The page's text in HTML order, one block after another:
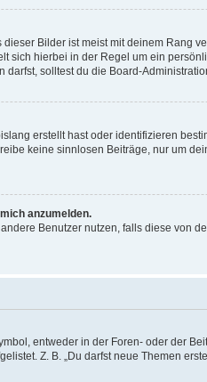
Bilder ist meist mit deinem Rang
sich hierbei in der Regel um ein
solltest du die Board-
erstellt hast oder identifizieren
keine sinnlosen Beiträge, nur um
anzumelden.
Benutzer nutzen, falls diese von
entweder in der Foren- oder der
Z. B. „Du darfst neue Themen